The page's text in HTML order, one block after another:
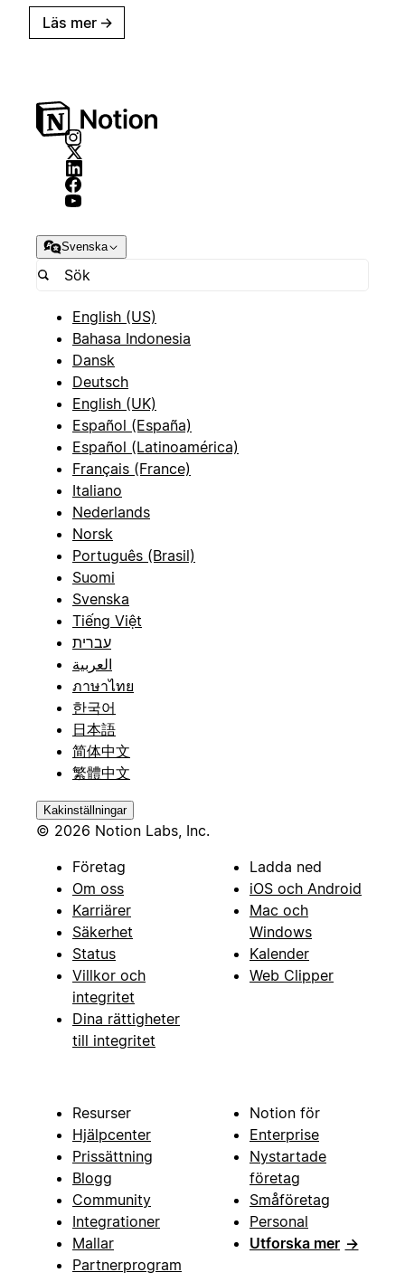
Läs mer →
Svenska
English (US)
Bahasa Indonesia
Dansk
Deutsch
English (UK)
Español (España)
Español (Latinoamérica)
Français (France)
Italiano
Nederlands
Norsk
Português (Brasil)
Suomi
Svenska
Tiếng Việt
עברית
العربية
ภาษาไทย
한국어
日本語
简体中文
繁體中文
Kakinställningar
© 2026 Notion Labs, Inc.
Företag
Om oss
Karriärer
Säkerhet
Status
Villkor och
integritet
Dina rättigheter
till integritet
Ladda ned
iOS och Android
Mac och
Windows
Kalender
Web Clipper
Resurser
Hjälpcenter
Prissättning
Blogg
Community
Integrationer
Mallar
Partnerprogram
Notion för
Enterprise
Nystartade
företag
Småföretag
Personal
Utforska mer →